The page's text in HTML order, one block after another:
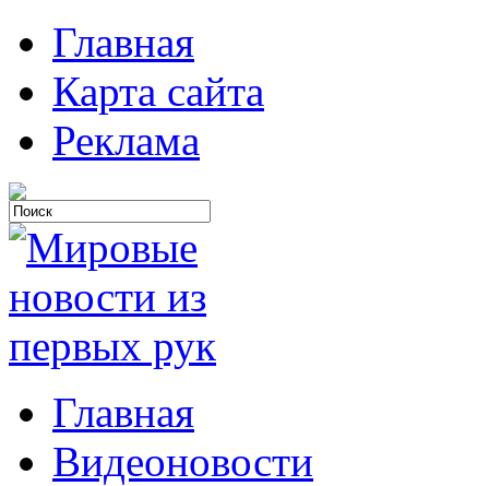
Главная
Карта сайта
Реклама
Главная
Видеоновости